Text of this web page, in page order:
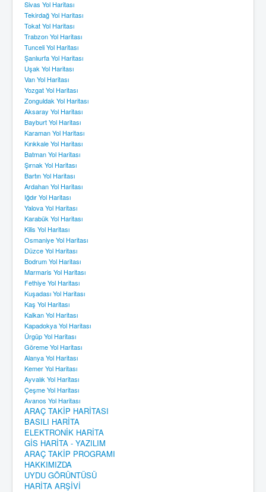
Sivas Yol Haritası
Tekirdağ Yol Haritası
Tokat Yol Haritası
Trabzon Yol Haritası
Tunceli Yol Haritası
Şanlıurfa Yol Haritası
Uşak Yol Haritası
Van Yol Haritası
Yozgat Yol Haritası
Zonguldak Yol Haritası
Aksaray Yol Haritası
Bayburt Yol Haritası
Karaman Yol Haritası
Kırıkkale Yol Haritası
Batman Yol Haritası
Şırnak Yol Haritası
Bartın Yol Haritası
Ardahan Yol Haritası
Iğdır Yol Haritası
Yalova Yol Haritası
Karabük Yol Haritası
Kilis Yol Haritası
Osmaniye Yol Haritası
Düzce Yol Haritası
Bodrum Yol Haritası
Marmaris Yol Haritası
Fethiye Yol Haritası
Kuşadası Yol Haritası
Kaş Yol Haritası
Kalkan Yol Haritası
Kapadokya Yol Haritası
Ürgüp Yol Haritası
Göreme Yol Haritası
Alanya Yol Haritası
Kemer Yol Haritası
Ayvalık Yol Haritası
Çeşme Yol Haritası
Avanos Yol Haritası
ARAÇ TAKİP HARİTASI
BASILI HARİTA
ELEKTRONİK HARİTA
GİS HARİTA - YAZILIM
ARAÇ TAKİP PROGRAMI
HAKKIMIZDA
UYDU GÖRÜNTÜSÜ
HARİTA ARŞİVİ